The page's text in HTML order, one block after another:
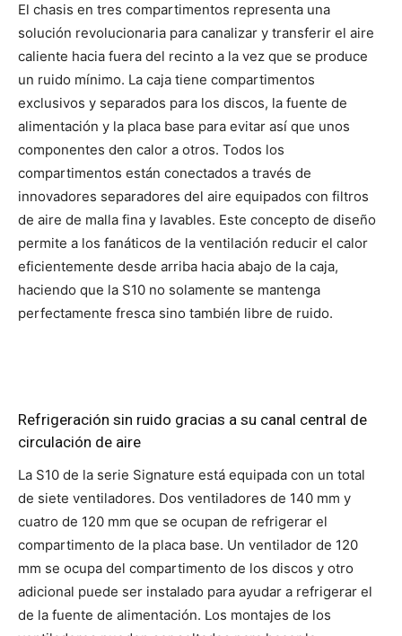
El chasis en tres compartimentos representa una
solución revolucionaria para canalizar y transferir el aire
caliente hacia fuera del recinto a la vez que se produce
un ruido mínimo. La caja tiene compartimentos
exclusivos y separados para los discos, la fuente de
alimentación y la placa base para evitar así que unos
componentes den calor a otros. Todos los
compartimentos están conectados a través de
innovadores separadores del aire equipados con filtros
de aire de malla fina y lavables. Este concepto de diseño
permite a los fanáticos de la ventilación reducir el calor
eficientemente desde arriba hacia abajo de la caja,
haciendo que la S10 no solamente se mantenga
perfectamente fresca sino también libre de ruido.
Refrigeración sin ruido gracias a su canal central de
circulación de aire
La S10 de la serie Signature está equipada con un total
de siete ventiladores. Dos ventiladores de 140 mm y
cuatro de 120 mm que se ocupan de refrigerar el
compartimento de la placa base. Un ventilador de 120
mm se ocupa del compartimento de los discos y otro
adicional puede ser instalado para ayudar a refrigerar el
de la fuente de alimentación. Los montajes de los